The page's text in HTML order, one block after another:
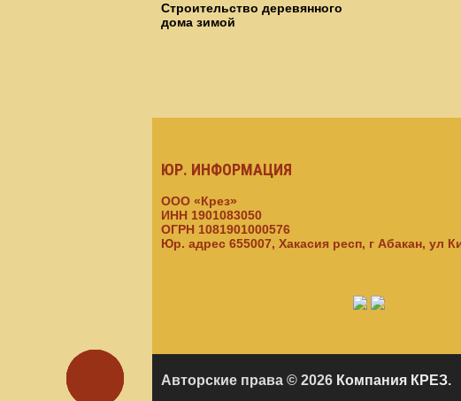
Строительство деревянного
дома зимой
ЮР. ИНФОРМАЦИЯ
ООО «Крез»
ИНН 1901083050
ОГРН 1081901000576
Юр. адрес 655007, Хакасия респ, г Абакан, ул
Авторские права © 2026 Компания КРЕЗ.
Заказать